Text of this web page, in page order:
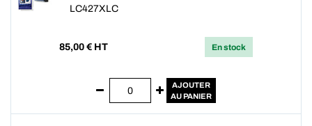
LC427XLC
85,00 € HT En stock
AJOUTER
AU PANIER